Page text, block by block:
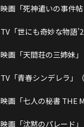
映画「死神遣いの事件
TV「世にも奇妙な物語
映画「天間荘の三姉妹」
TV「青春シンデレラ」
映画「七人の秘書 THE
映画「沈黙のパレード」